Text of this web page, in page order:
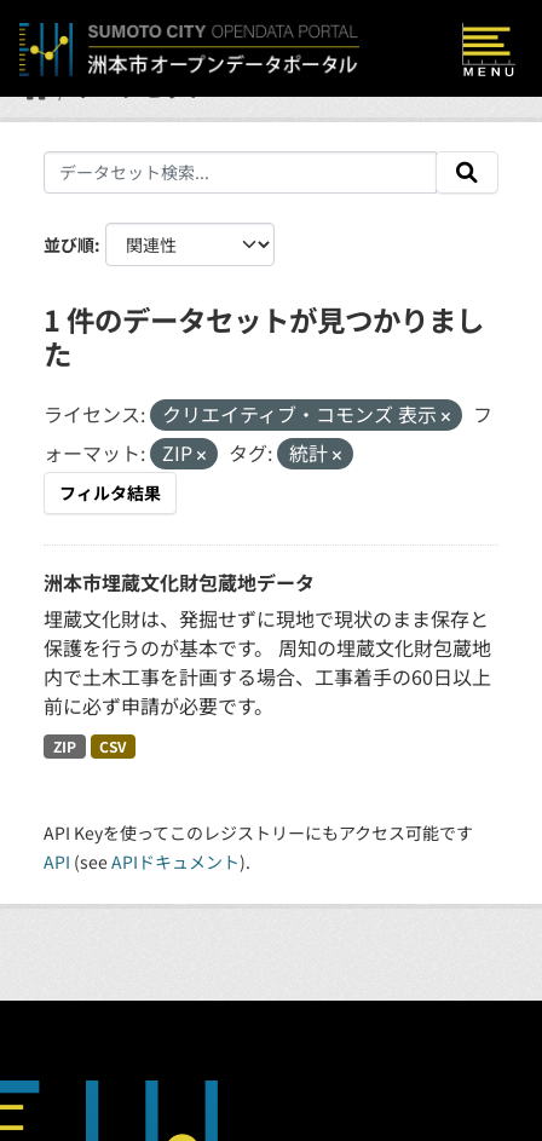
並び順
1 件のデータセットが見つかりまし
た
ライセンス: クリエイティブ・コモンズ 表示
フ
ォーマット: ZIP タグ: 統計
フィルタ結果
洲本市埋蔵文化財包蔵地データ
埋蔵文化財は、発掘せずに現地で現状のまま保存と
保護を行うのが基本です。 周知の埋蔵文化財包蔵地
内で土木工事を計画する場合、工事着手の60日以上
前に必ず申請が必要です。
ZIP CSV
API Keyを使ってこのレジストリーにもアクセス可能です
API (seeAPIドキュメント).